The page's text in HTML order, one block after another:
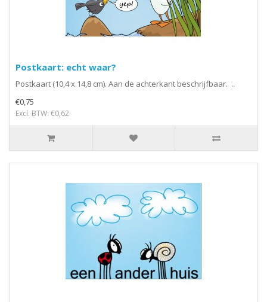
Postkaart: echt waar?
Postkaart (10,4 x 14,8 cm). Aan de achterkant beschrijfbaar. ..
€0,75
Excl. BTW: €0,62